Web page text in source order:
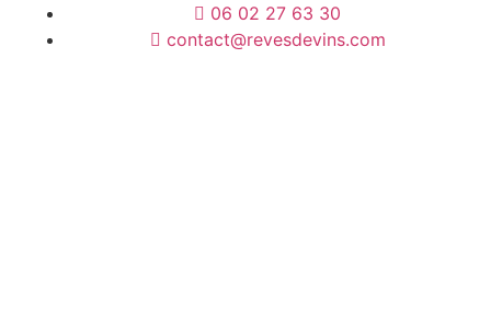
06 02 27 63 30
contact@revesdevins.com